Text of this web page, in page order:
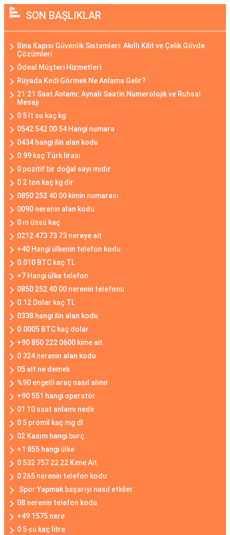
SON BAŞLIKLAR
Bina Kapısı Güvenlik Sistemleri: Akıllı Kilit ve Çelik Gövde
Çözümleri
Ödeal Müşteri Hizmetleri
Rüyada Kedi Görmek Ne Anlama Gelir?
21:21 Saat Anlamı: Aynalı Saatin Numerolojik ve Ruhsal
Mesajı
0 5 lt su kaç kg
0542 542 00 54 Hangi numara
0434 hangi ilin alan kodu
0.99 kaç Türk lirası
0 pozitif bir doğal sayı mıdır
0 2 ton kaç kg dir
0850 252 40 00 kimin numarası
0090 nerenin alan kodu
0 ın üssü kaç
0212 473 73 73 nereye ait
+40 Hangi ülkenin telefon kodu
0.010 BTC kaç TL
+7 Hangi ülke telefon
0850 252 40 00 nerenin telefonu
0.12 Dolar kaç TL
0338 hangi ilin alan kodu
0.0005 BTC kaç dolar
+90 850 222 0600 kime ait
0 324 nerenin alan kodu
05 alt ne demek
%90 engelli araç nasıl alınır
+90 551 hangi operatör
01 10 saat anlamı nedir
0 5 promil kaç mg dl
02 Kasım hangi burç
+1 855 hangi ülke
0 532 757 22 22 Kime Ait
0 265 nerenin telefon kodu
.Spor Yapmak başarıyı nasıl etkiler
08 nerenin telefon kodu
+49 1575 nere
0 5 su kaç litre